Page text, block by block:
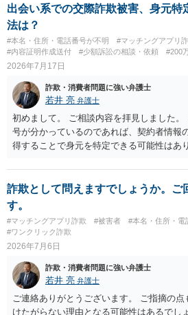
ば、最寄りの警察署に相談をしても良いか
考になれば幸いです。
出会い系での交際詐欺被害、身元特
法は？
#本名・住所・電話番号が不明 #マッチングアプリ
#内容証明作成送付
#少額訴訟の相談・依頼 #200
2026年7月17日
詐欺・消費者問題に強い弁護士
若井 亮 弁護士
初めまして。 ご相談内容を拝見しました
号が分かっているのであれば、契約者情報
得することで身元を特定できる可能性はあ
ろです。 LINEについても、詐欺の事案で
りますが、携帯電話の番号を経由する方法
を特定した後は、返金の理屈があるかどう
本的に贈与に該当する場合には返金請求が
当方に返金の理屈があるかどうかを確認し
た金額について、裏付けがあるかどうかも
からスタートすることになるでしょう。 ご
ことの立証は簡単ではありません。 刑事事
返金交渉で有利になる可能性がありますが
に難しいところがあります。 こちらにつ
詐欺として問えますでしょうか。ご
す。
#マッチングアプリ詐欺 #被害者 #本名・住所・電
#ワンクリック詐欺
2026年7月6日
詐欺・消費者問題に強い弁護士
若井 亮 弁護士
ご連絡ありがとうございます。 ご指摘の
けたがらない理由となる可能性はあるでし